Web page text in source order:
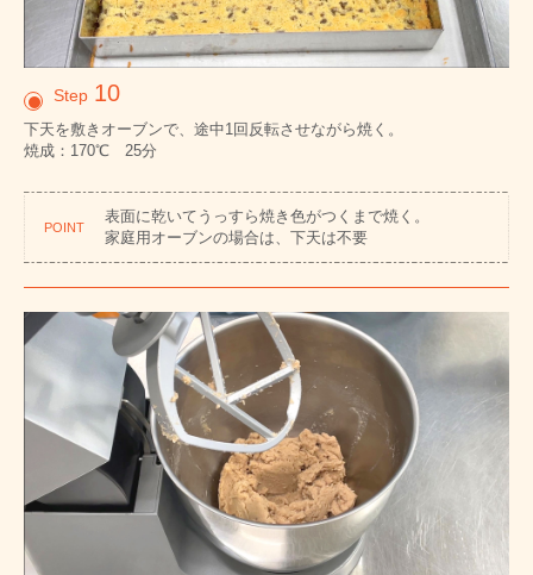
Step 10
下天を敷きオーブンで、途中1回反転させながら焼く。
焼成：170℃ 25分
POINT
表面に乾いてうっすら焼き色がつくまで焼く。
家庭用オーブンの場合は、下天は不要